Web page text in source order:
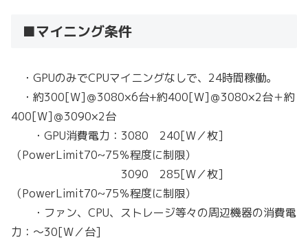
■マイニング条件
・GPUのみでCPUマイニングなしで、24時間稼働。
・約300[W]＠3080×6台+約400[W]＠3080×2台＋約
400[W]＠3090×2台
・GPU消費電力：3080 240[W／枚]
（PowerLimit70~75％程度に制限）
3090 285[W／枚]
（PowerLimit70~75％程度に制限）
・ファン、CPU、ストレージ等々の周辺機器の消費電
力：～30[W／台]